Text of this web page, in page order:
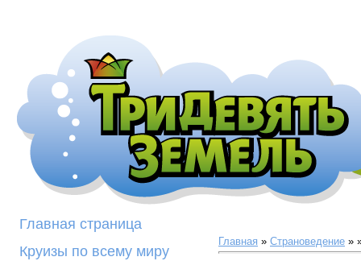
Главная страница
Круизы по всему миру
Главная » Страноведение »